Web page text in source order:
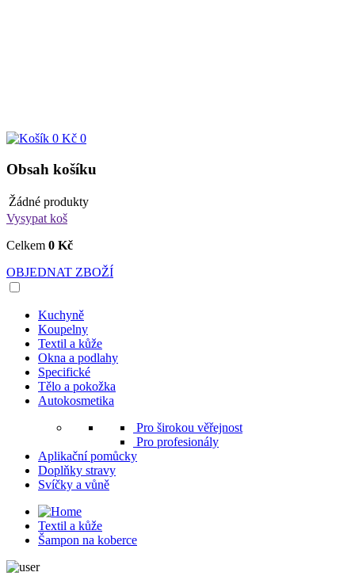
0 Kč 0
Obsah košíku
Žádné produkty
Vysypat koš
Celkem 0 Kč
OBJEDNAT ZBOŽÍ
Kuchyně
Koupelny
Textil a kůže
Okna a podlahy
Specifické
Tělo a pokožka
Autokosmetika
Pro širokou věřejnost
Pro profesionály
Aplikační pomůcky
Doplňky stravy
Svíčky a vůně
Textil a kůže
Šampon na koberce